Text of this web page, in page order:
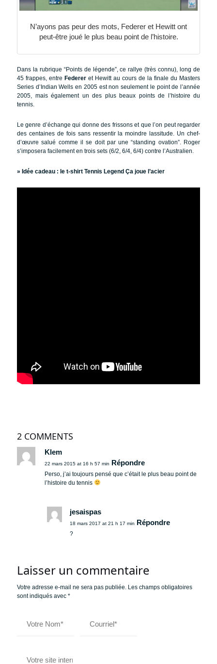
N’ayons pas peur des mots, Federer et Hewitt ont
peut-être joué le plus beau point de l’histoire.
Dans la rubrique “Points de légende”, ce rallye (très connu), long de
45 frappes, entre Federer et Hewitt au cours de la finale du Masters
Series d’Indian Wells en 2005 est non seulement le point de l’année
2005, mais également un des plus beaux points de l’histoire du
tennis.
Le genre d’échange qui donne des frissons et que l’on peut regarder
des centaines de fois sans ressentir la moindre lassitude. Un chef-
d’œuvre salué comme il se doit par une “standing ovation”. Roger
s’imposera facilement en trois sets (6/2, 6/4, 6/4) contre l’Australien.
» Idée cadeau : le t-shirt Tennis Legend Ça joue l’acier
2 COMMENTS
Klem
22 mars 2015 at 16 h 57 min Répondre
Perso, j’ai toujours pensé que c’était le plus beau point de
l’histoire du tennis
jesaispas
18 mars 2017 at 21 h 17 min Répondre
?
Laisser un commentaire
Votre adresse e-mail ne sera pas publiée. Les champs obligatoires
sont indiqués avec *